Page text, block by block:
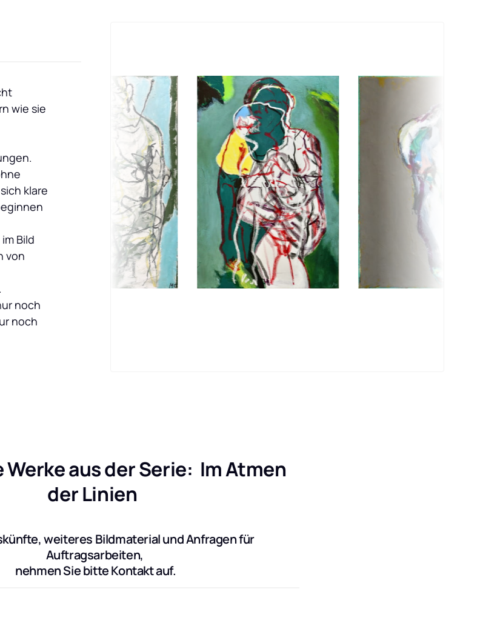
wie sie
klare
Bild
von
noch
noch
aus der Serie:  Im Atmen
der Linien
weiteres Bildmaterial und Anfragen für
Auftragsarbeiten,
nehmen Sie bitte Kontakt auf.